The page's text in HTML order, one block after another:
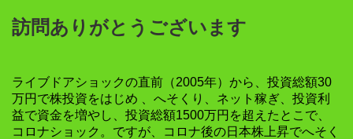
訪問ありがとうございます
ライブドアショックの直前（2005年）から、投資総額30
万円で株投資をはじめ 、へそくり、ネット稼ぎ、投資利
益で資金を増やし、投資総額1500万円を超えたとこで、
コロナショック。ですが、コロナ後の日本株上昇でへそく